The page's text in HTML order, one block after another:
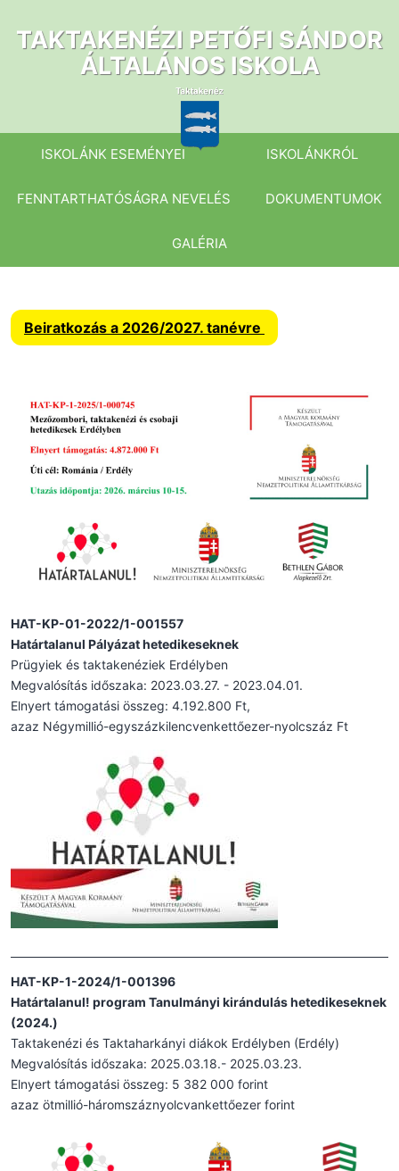
tartalomhoz
TAKTAKENÉZI PETŐFI SÁNDOR
ÁLTALÁNOS ISKOLA
ISKOLÁNK ESEMÉNYEI ISKOLÁNKRÓL
FENNTARTHATÓSÁGRA NEVELÉS DOKUMENTUMOK
GALÉRIA
Beiratkozás a 2026/2027. tanévre
HAT-KP-01-2022/1-001557
Határtalanul Pályázat hetedikeseknek
Prügyiek és taktakenéziek Erdélyben
Megvalósítás időszaka: 2023.03.27. - 2023.04.01.
Elnyert támogatási összeg: 4.192.800 Ft,
azaz Négymillió-egyszázkilencvenkettőezer-nyolcszáz Ft
HAT-KP-1-2024/1-001396
Határtalanul! program Tanulmányi kirándulás hetedikeseknek
(2024.)
Taktakenézi és Taktaharkányi diákok Erdélyben (Erdély)
Megvalósítás időszaka: 2025.03.18.- 2025.03.23.
Elnyert támogatási összeg: 5 382 000 forint
azaz ötmillió-háromszáznyolcvankettőezer forint